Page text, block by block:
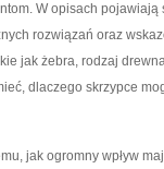
W opisach
rozwiązań oraz
jak żebra, rodzaj
dlaczego skrzypce
jak ogromny wpływ